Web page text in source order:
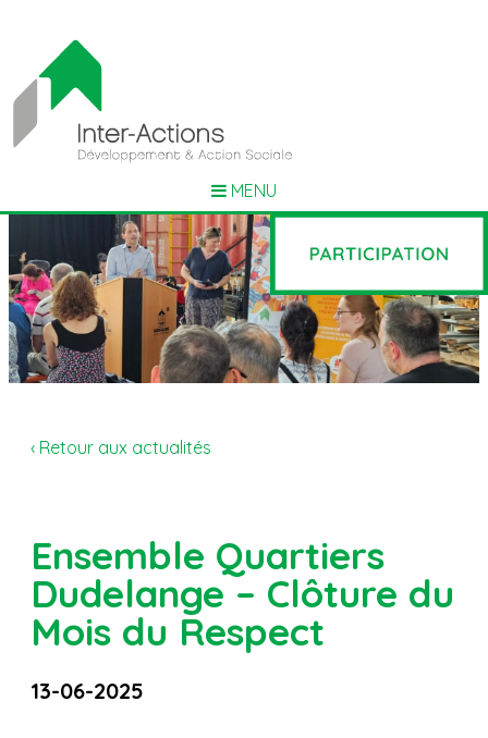
MENU
‹ Retour aux actualités
Ensemble Quartiers
Dudelange – Clôture du
Mois du Respect
13-06-2025